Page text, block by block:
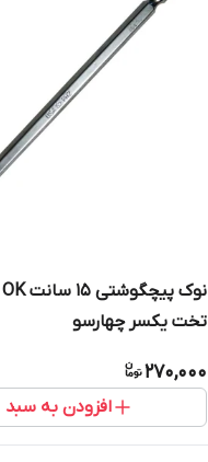
تخت یکسر چهارسو
270,000
افزودن به سبد